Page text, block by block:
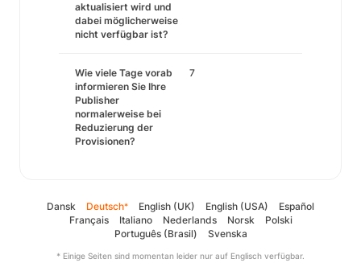
aktualisiert wird und
dabei möglicherweise
nicht verfügbar ist?
Wie viele Tage vorab
informieren Sie Ihre
Publisher
normalerweise bei
Reduzierung der
Provisionen?
7
Dansk Deutsch* English (UK) English (USA)
Español
Français
Italiano Nederlands Norsk
Polski
Português (Brasil)
Svenska
* Einige Seiten sind momentan leider nur auf Englisch verfügbar.